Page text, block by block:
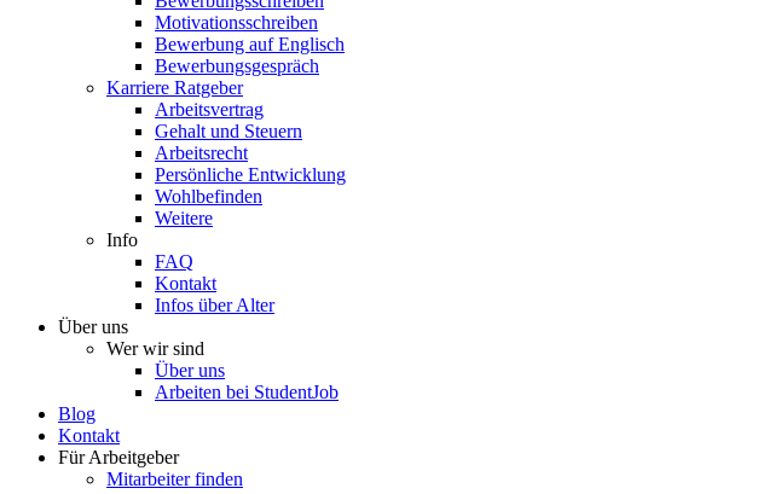
Motivationsschreiben
Bewerbung auf Englisch
Bewerbungsgespräch
Karriere Ratgeber
Arbeitsvertrag
Gehalt und Steuern
Arbeitsrecht
Persönliche Entwicklung
Wohlbefinden
Weitere
Info
FAQ
Kontakt
Infos über Alter
Über uns
Wer wir sind
Über uns
Arbeiten bei StudentJob
Blog
Kontakt
Für Arbeitgeber
Mitarbeiter finden